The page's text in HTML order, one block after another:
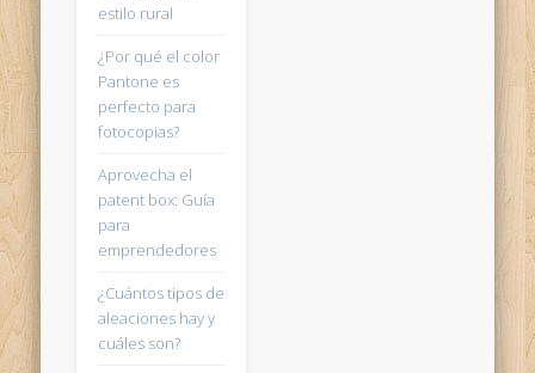
estilo rural
¿Por qué el color
Pantone es
perfecto para
fotocopias?
Aprovecha el
patent box: Guía
para
emprendedores
¿Cuántos tipos de
aleaciones hay y
cuáles son?